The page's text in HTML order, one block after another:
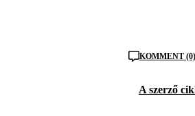
KOMMENT (0)
A szerző